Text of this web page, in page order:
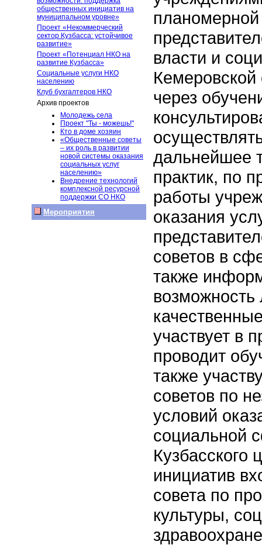
общественных инициатив на
муниципальном уровне»
Проект «Некоммерческий
сектор Кузбасса: устойчивое
развитие»
Проект «Потенциал НКО на
развитие Кузбасса»
Социальные услуги НКО
населению
Клуб бухгалтеров НКО
Архив проектов
Молодежь села
Проект "Ты - можешь!"
Кто в доме хозяин
«Общественные советы
– их роль в развитии
новой системы оказания
социальных услуг
населению»
Внедрение технологий
комплексной ресурсной
поддержки СО НКО
Мероприятия
власти и
Кемеровской
через
дальнейшее
практик, по
работы
оказания
советов в
также
участвует в
проводит
также
советов по
условий
социальной
Кузбасского
инициатив
совета по
культуры,